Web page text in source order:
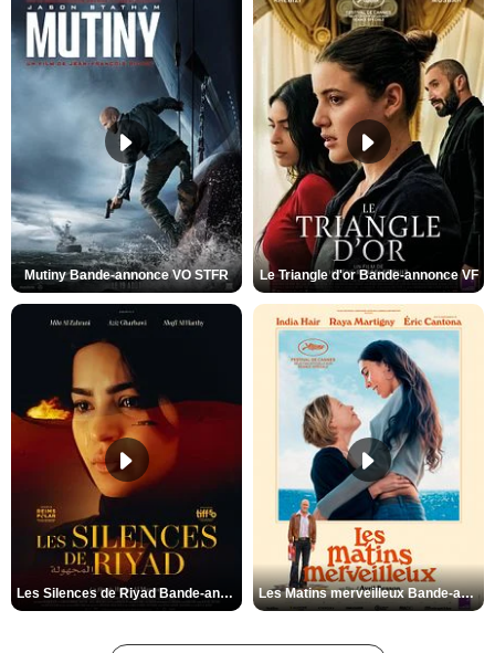
Mutiny Bande-annonce VO STFR Le Triangle d'or Bande-annonce VF
Les Silences de Riyad Bande-annonce VO STFR Les Matins merveilleux Bande-annonce VF